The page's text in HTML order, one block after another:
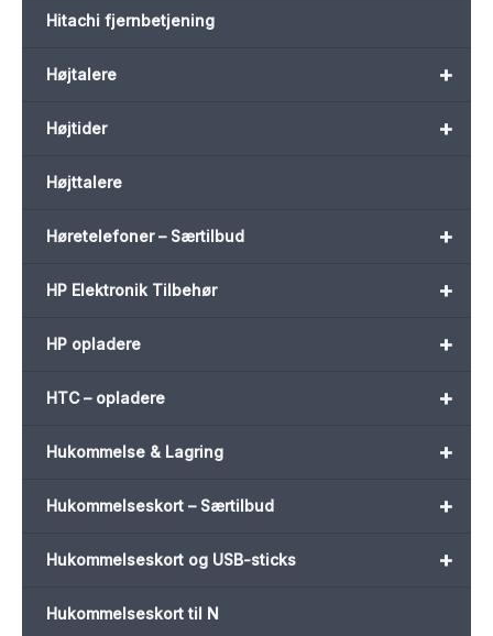
Hitachi fjernbetjening
+
Højtalere
+
Højtider
Højttalere
+
Høretelefoner – Særtilbud
+
HP Elektronik Tilbehør
+
HP opladere
+
HTC – opladere
+
Hukommelse & Lagring
+
Hukommelseskort – Særtilbud
+
Hukommelseskort og USB-sticks
Hukommelseskort til N